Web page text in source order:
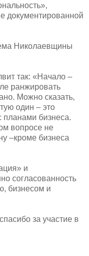
документированной
Николаевщины
так: «Начало –
ранжировать
Можно сказать,
один – это
планами бизнеса.
вопросе не
–кроме бизнеса
и
согласованность
бизнесом и
за участие в